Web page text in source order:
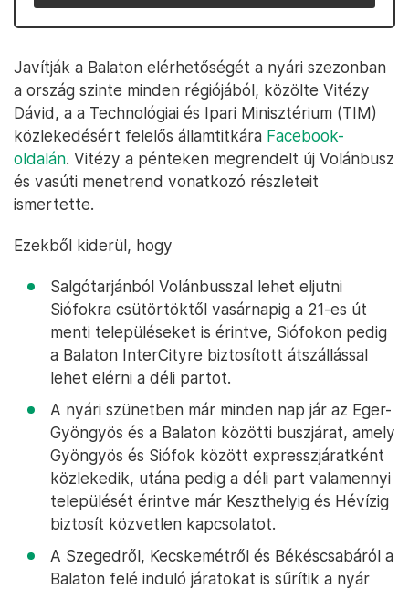
Javítják a Balaton elérhetőségét a nyári szezonban
a ország szinte minden régiójából, közölte Vitézy
Dávid, a a Technológiai és Ipari Minisztérium (TIM)
közlekedésért felelős államtitkára Facebook-
oldalán. Vitézy a pénteken megrendelt új Volánbusz
és vasúti menetrend vonatkozó részleteit
ismertette.
Ezekből kiderül, hogy
Salgótarjánból Volánbusszal lehet eljutni
Siófokra csütörtöktől vasárnapig a 21-es út
menti településeket is érintve, Siófokon pedig
a Balaton InterCityre biztosított átszállással
lehet elérni a déli partot.
A nyári szünetben már minden nap jár az Eger-
Gyöngyös és a Balaton közötti buszjárat, amely
Gyöngyös és Siófok között expresszjáratként
közlekedik, utána pedig a déli part valamennyi
települését érintve már Keszthelyig és Hévízig
biztosít közvetlen kapcsolatot.
A Szegedről, Kecskemétről és Békéscsabáról a
Balaton felé induló járatokat is sűrítik a nyár